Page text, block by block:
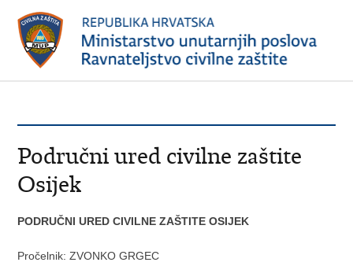
Područni ured civilne zaštite
Osijek
PODRUČNI URED CIVILNE ZAŠTITE OSIJEK
Pročelnik: ZVONKO GRGEC